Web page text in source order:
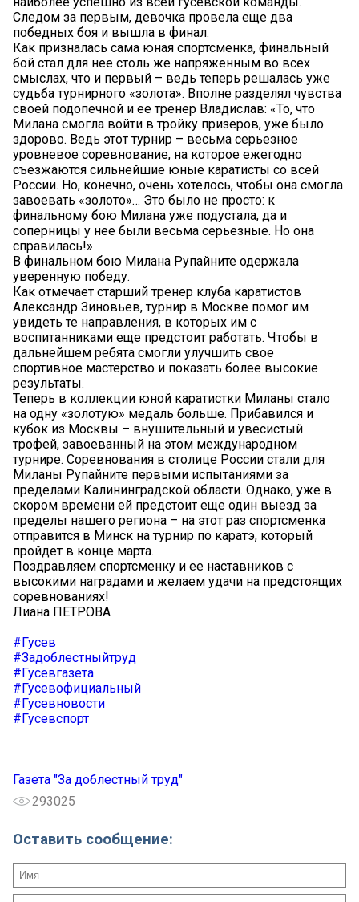
Следом за первым, девочка провела еще два
победных боя и вышла в финал.
Как призналась сама юная спортсменка, финальный
бой стал для нее столь же напряженным во всех
смыслах, что и первый – ведь теперь решалась уже
судьба турнирного «золота». Вполне разделял чувства
своей подопечной и ее тренер Владислав: «То, что
Милана смогла войти в тройку призеров, уже было
здорово. Ведь этот турнир – весьма серьезное
уровневое соревнование, на которое ежегодно
съезжаются сильнейшие юные каратисты со всей
России. Но, конечно, очень хотелось, чтобы она смогла
завоевать «золото»… Это было не просто: к
финальному бою Милана уже подустала, да и
соперницы у нее были весьма серьезные. Но она
справилась!»
В финальном бою Милана Рупайните одержала
уверенную победу.
Как отмечает старший тренер клуба каратистов
Александр Зиновьев, турнир в Москве помог им
увидеть те направления, в которых им с
воспитанниками еще предстоит работать. Чтобы в
дальнейшем ребята смогли улучшить свое
спортивное мастерство и показать более высокие
результаты.
Теперь в коллекции юной каратистки Миланы стало
на одну «золотую» медаль больше. Прибавился и
кубок из Москвы – внушительный и увесистый
трофей, завоеванный на этом международном
турнире. Соревнования в столице России стали для
Миланы Рупайните первыми испытаниями за
пределами Калининградской области. Однако, уже в
скором времени ей предстоит еще один выезд за
пределы нашего региона – на этот раз спортсменка
отправится в Минск на турнир по каратэ, который
пройдет в конце марта.
Поздравляем спортсменку и ее наставников с
высокими наградами и желаем удачи на предстоящих
соревнованиях!
Лиана ПЕТРОВА
#Гусев
#Задоблестныйтруд
#Гусевгазета
#Гусевофициальный
#Гусевновости
#Гусевспорт
Газета "За доблестный труд"
293025
Оставить сообщение: